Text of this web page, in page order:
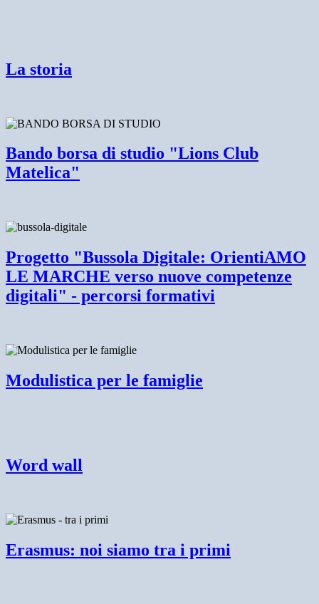
La storia
Bando borsa di studio "Lions Club
Matelica"
Progetto "Bussola Digitale: OrientiAMO
LE MARCHE verso nuove competenze
digitali" - percorsi formativi
Modulistica per le famiglie
Word wall
Erasmus: noi siamo tra i primi